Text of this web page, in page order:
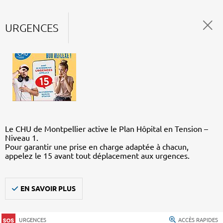
URGENCES
Le CHU de Montpellier active le Plan Hôpital en Tension –
Niveau 1.
Pour garantir une prise en charge adaptée à chacun,
appelez le 15 avant tout déplacement aux urgences.
EN SAVOIR PLUS
URGENCES ACCÈS RAPIDES